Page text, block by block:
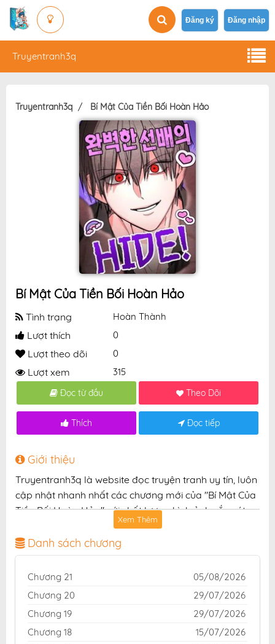
Đăng ký Đăng nhập
Truyentranh3q
Truyentranh3q Bí Mật Của Tiền Bối Hoàn Hảo
Bí Mật Của Tiền Bối Hoàn Hảo
Tình trạng Hoàn Thành
Lượt thích 0
Lượt theo dõi 0
Lượt xem 315
Đọc từ đầu Theo Dõi
Thích Đọc tiếp
Giới thiệu
Truyentranh3q là website đọc truyện tranh uy tín, luôn
cập nhật nhanh nhất các chương mới của "Bí Mật Của
Tiền Bối Hoàn Hảo" với chất lượng hình ảnh sắc nét,
bản dịch chuẩn và giao diện thân thiện, mang đến trải
nghiệm đọc truyện hấp dẫn, tiện lợi, hoàn toàn miễn
phí cho độc giả yêu thích truyện tranh online.
Xem Thêm
Danh sách chương
Chương 21
05/08/2026
Chương 20
29/07/2026
Chương 19
29/07/2026
Chương 18
15/07/2026